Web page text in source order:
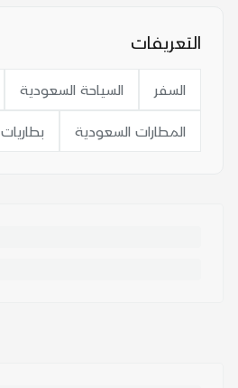
التعريفات
السفر السياحة السعودية
المطارات السعودية بطاريات